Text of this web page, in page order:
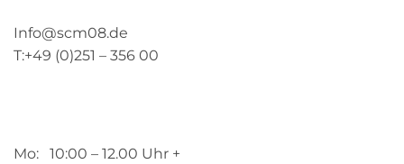
Info@scm08.de
T:+49 (0)251 – 356 00
Mo: 10:00 – 12.00 Uhr +